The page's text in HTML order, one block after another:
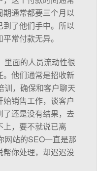
期通常都要三个月以
了他们手中。所以
常付款无异。
里面的人员流动性很
他们通常是招收新
训，确保和客户聊天
销售工作，谈客户
还是没有结果，去
，要不就说已离
网站的SEO一直是那
你处理，却迟迟没